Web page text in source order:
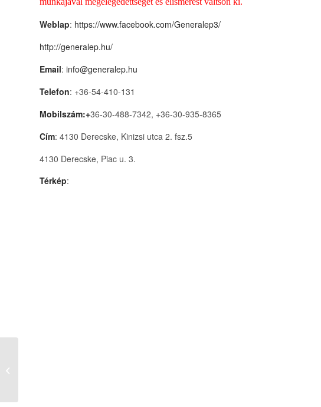
Weblap: https://www.facebook.com/Generalep3/
http://generalep.hu/
Email: info@generalep.hu
Telefon: +36-54-410-131
Mobilszám:+36-30-488-7342, +36-30-935-8365
Cím: 4130 Derecske, Kinizsi utca 2. fsz.5
4130 Derecske, Piac u. 3.
Térkép: